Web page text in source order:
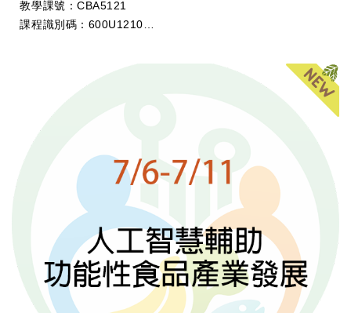
教學課號：CBA5121
課程識別碼：600U1210
開課教師：林璧鳳 教授 (國立臺灣大學生化科技學系)、羅翊